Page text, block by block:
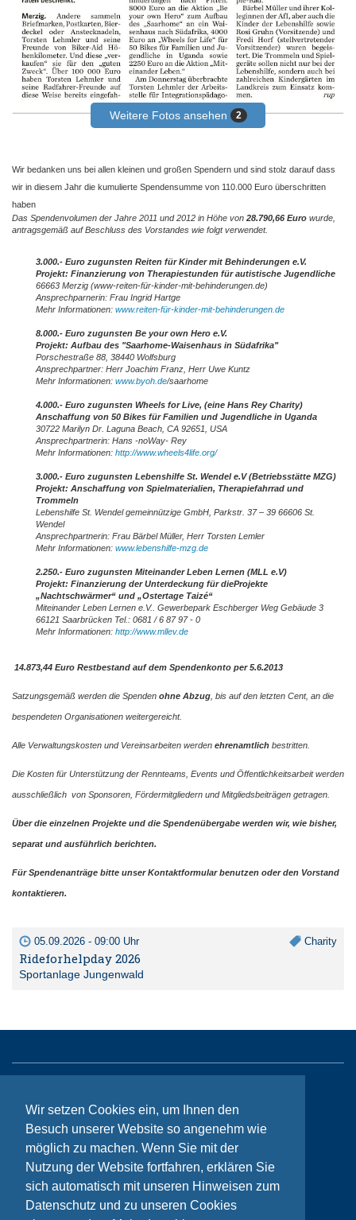
Wir setzen Cookies ein, um Ihnen den
Besuch unserer Website so angenehm wie
möglich zu machen. Wenn Sie mit der
Nutzung der Website fortfahren, erklären Sie
sich automatisch mit unseren Hinweisen zum
Datenschutz und zu unseren Cookies
Weitere Fotos ansehen 2
Wir bedanken uns bei allen kleinen und großen Spendern und sind stolz darauf dass
wir in diesem Jahr die kumulierte Spendensumme von 110.000 Euro überschritten
haben
Das Spendenvolumen der Jahre 2011 und 2012 in Höhe von 28.790,66 Euro wurde,
antragsgemäß auf Beschluss des Vorstandes wie folgt verwendet.
3.000.- Euro zugunsten Reiten für Kinder mit Behinderungen e.V.
Projekt: Finanzierung von Therapiestunden für autistische Jugendliche
66663 Merzig (www-reiten-für-kinder-mit-behinderungen.de)
Ansprechparnerin: Frau Ingrid Hartge
Mehr Informationen: www.reiten-für-kinder-mit-behinderungen.de
8.000.- Euro zugunsten Be your own Hero e.V.
Projekt: Aufbau des "Saarhome-Waisenhaus in Südafrika"
Porschestraße 88, 38440 Wolfsburg
Ansprechpartner: Herr Joachim Franz, Herr Uwe Kuntz
Mehr Informationen: www.byoh.de/saarhome
4.000.- Euro zugunsten Wheels for Live, (eine Hans Rey Charity)
Anschaffung von 50 Bikes für Familien und Jugendliche in Uganda
30722 Marilyn Dr. Laguna Beach, CA 92651, USA
Ansprechpartnerin: Hans -noWay- Rey
Mehr Informationen: http://www.wheels4life.org/
3.000.- Euro zugunsten Lebenshilfe St. Wendel e.V (Betriebsstätte MZG)
Projekt: Anschaffung von Spielmaterialien, Therapiefahrrad und
Trommeln
Lebenshilfe St. Wendel gemeinnützige GmbH, Parkstr. 37 – 39 66606 St.
Wendel
Ansprechpartnerin: Frau Bärbel Müller, Herr Torsten Lemler
Mehr Informationen: www.lebenshilfe-mzg.de
2.250.- Euro zugunsten Miteinander Leben Lernen (MLL e.V)
Projekt: Finanzierung der Unterdeckung für dieProjekte
„Nachtschwärmer“ und „Ostertage Taizé“
Miteinander Leben Lernen e.V.. Gewerbepark Eschberger Weg Gebäude 3
66121 Saarbrücken Tel.: 0681 / 6 87 97 - 0
Mehr Informationen: http://www.mllev.de
14.873,44 Euro Restbestand auf dem Spendenkonto per 5.6.2013
Satzungsgemäß werden die Spenden ohne Abzug , bis auf den letzten Cent, an die
bespendeten Organisationen weitergereicht.
Alle Verwaltungskosten und Vereinsarbeiten werden ehrenamtlich bestritten.
Die Kosten für Unterstützung der Rennteams, Events und Öffentlichkeitsarbeit werden
ausschließlich von Sponsoren, Fördermitgliedern und Mitgliedsbeiträgen getragen.
Über die einzelnen Projekte und die Spendenübergabe werden wir, wie bisher,
separat und ausführlich berichten.
Für Spendenanträge bitte unser Kontaktformular benutzen oder den Vorstand
kontaktieren.
05.09.2026 - 09:00 Uhr Charity
Rideforhelpday 2026
Sportanlage Jungenwald
Kontakt
Impressum
Datenschutzhinweise